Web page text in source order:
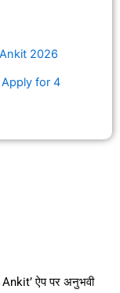
2026
for 4
Ankit’ ऐप पर अनुभवी